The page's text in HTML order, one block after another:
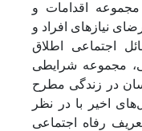
مجموعه اقدامات و
نیازهای افراد و
اجتماعی اطلاق
اجتماعی، مجموعه شرایطی
در زندگی مطرح
اخیر با در نظر
رفاه اجتماعی